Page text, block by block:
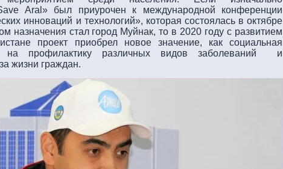
Aral» был приурочен к международной конференции
инноваций и технологий», которая состоялась в октябре
назначения стал город Муйнак, то в 2020 году с развитием
проект приобрел новое значение, как социальная
на профилактику различных видов заболеваний и
жизни граждан.